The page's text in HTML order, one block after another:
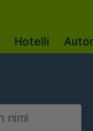
Hotelli